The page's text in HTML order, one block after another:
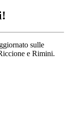
sulle
e Rimini.